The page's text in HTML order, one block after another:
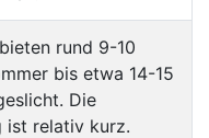
rund 9-10
bis etwa 14-15
Die
ist relativ kurz.